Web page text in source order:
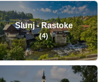
Slunj - Rastoke
(4)